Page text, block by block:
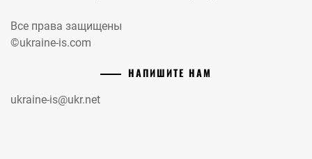
Все права защищены
©ukraine-is.com
НАПИШИТЕ НАМ
ukraine-is@ukr.net